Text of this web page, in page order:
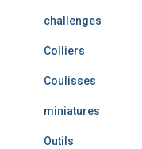
challenges
Colliers
Coulisses
miniatures
Outils